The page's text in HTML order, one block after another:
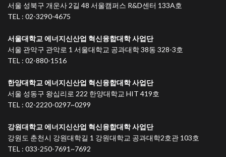
서울 성북구 개운사 2길 48 서울캠퍼스 R&D센터 133A호
TEL : 02-3290-4675
서울대학교 에너지신산업 혁신융합대학 사업단
서울 관악구 관악로 1 서울대학교 공과대학 38동 328-3호
TEL : 02-880-1516
한양대학교 에너지신산업 혁신융합대학 사업단
서울 성동구 왕십리로 222 한양대학교 HIT 419호
TEL : 02-2220-0297~0299
강원대학교 에너지신산업 혁신융합대학 사업단
강원도 춘천시 강원대학길 1 강원대학교 공과대학2호관 103호
TEL : 033-250-7691~7692